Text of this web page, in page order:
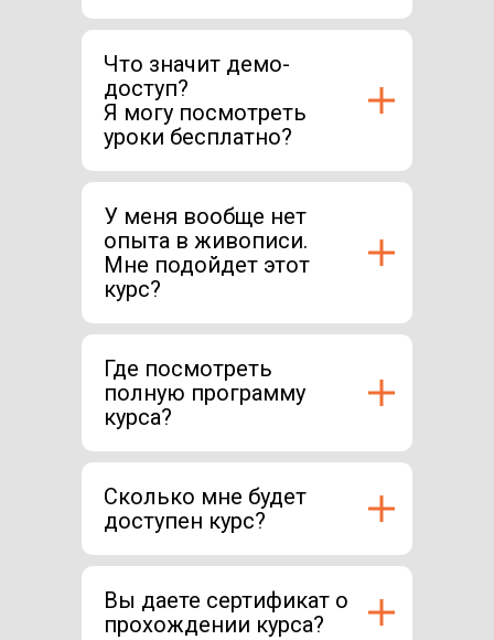
Что значит демо-
доступ?
Я могу посмотреть
уроки бесплатно?
У меня вообще нет
опыта в живописи.
Мне подойдет этот
курс?
Где посмотреть
полную программу
курса?
Сколько мне будет
доступен курс?
Вы даете сертификат о
прохождении курса?